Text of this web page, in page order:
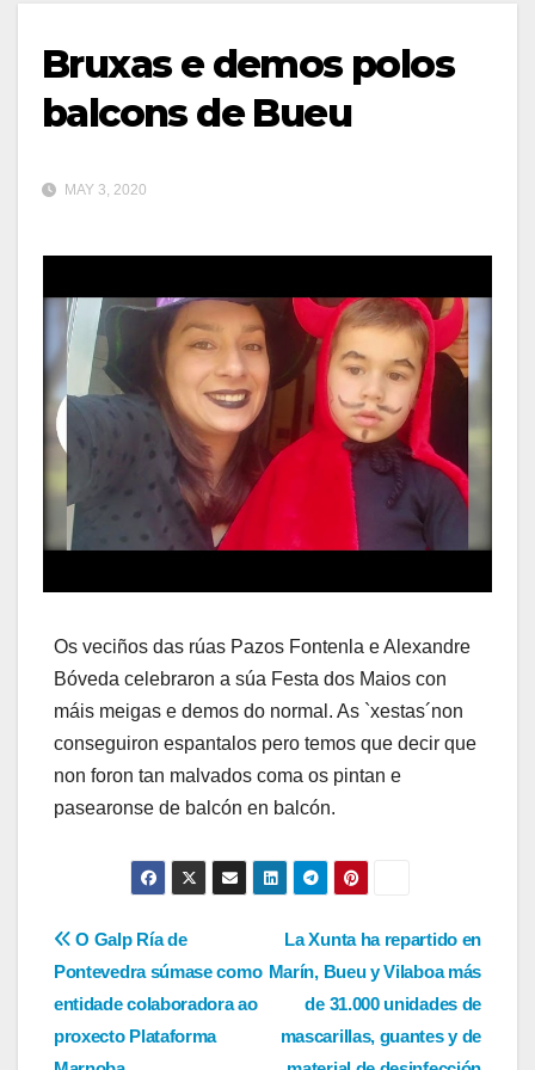
Bruxas e demos polos
balcons de Bueu
MAY 3, 2020
Os veciños das rúas Pazos Fontenla e Alexandre
Bóveda celebraron a súa Festa dos Maios con
máis meigas e demos do normal. As `xestas´non
conseguiron espantalos pero temos que decir que
non foron tan malvados coma os pintan e
pasearonse de balcón en balcón.
Navegación
de
entradas
La Xunta ha repartido en
Marín, Bueu y Vilaboa más
de 31.000 unidades de
mascarillas, guantes y de
O Galp Ría de
Pontevedra súmase como
entidade colaboradora ao
proxecto Plataforma